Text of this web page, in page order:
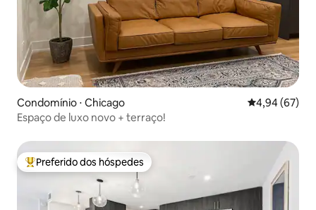
Condomínio ⋅ Chicago 4,94 de uma
4,94 (67)
Espaço de luxo novo + terraço!
Entre os melhores preferidos dos hóspedes
Preferido dos hóspedes